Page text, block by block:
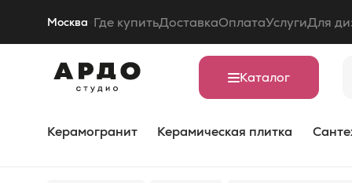
Москва Где купитьДоставкаОплатаУслугиДля
Каталог
Керамогранит Керамическая плитка